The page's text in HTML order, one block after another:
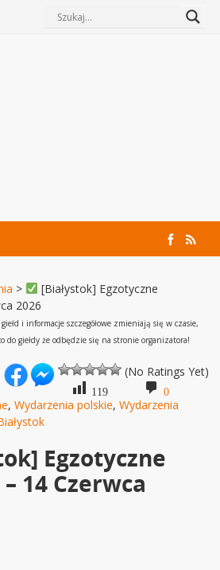
>
[Białystok] Egzotyczne
2026
i informacje szczegółowe zmieniają się w czasie,
do giełdy że odbędzie się na stronie organizatora!
(No Ratings Yet)
119 0
,Wydarzenia polskie,Wydarzenia
Egzotyczne
14 Czerwca